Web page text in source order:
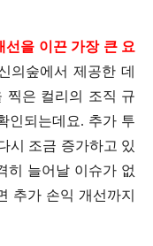
선을 이끈 가장 큰 요
의숲에서 제공한 데
찍은 컬리의 조직 규
인되는데요. 추가 투
시 조금 증가하고 있
히 늘어날 이슈가 없
추가 손익 개선까지